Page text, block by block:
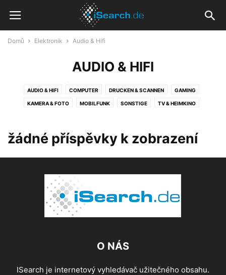
Domů Elektronik Audio & Hifi
AUDIO & HIFI
AUDIO & HIFI COMPUTER DRUCKEN & SCANNEN GAMING
KAMERA & FOTO MOBILFUNK SONSTIGE TV & HEIMKINO
žádné příspěvky k zobrazení
O NÁS
ISearch je internetový vyhledávač užitečného obsahu.